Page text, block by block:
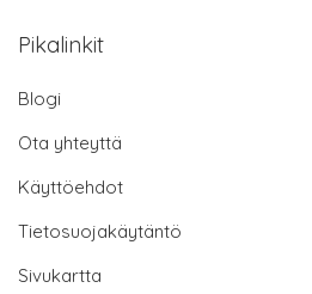
Pikalinkit
Blogi
Ota yhteyttä
Käyttöehdot
Tietosuojakäytäntö
Sivukartta